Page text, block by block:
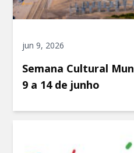
jun 9, 2026
Semana Cultural
9 a 14 de junho